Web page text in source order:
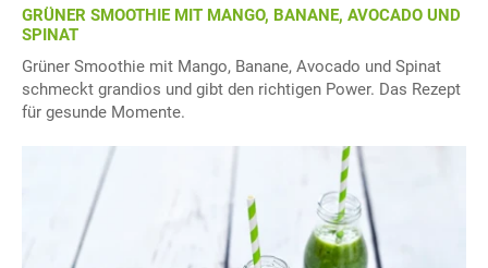
GRÜNER SMOOTHIE MIT MANGO, BANANE, AVOCADO UND
SPINAT
Grüner Smoothie mit Mango, Banane, Avocado und Spinat
schmeckt grandios und gibt den richtigen Power. Das Rezept
für gesunde Momente.